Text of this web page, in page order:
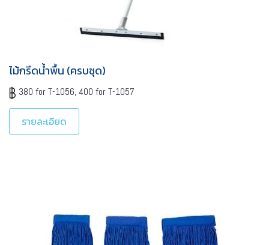
ไม้กรีดน้ำพื้น (ครบชุด)
380 for T-1056, 400 for T-1057
รายละเอียด